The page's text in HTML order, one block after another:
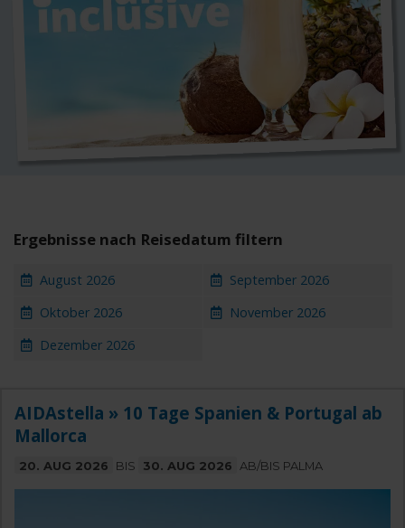
Ergebnisse nach Reisedatum filtern
August 2026
September 2026
Oktober 2026
November 2026
Dezember 2026
AIDAstella » 10 Tage Spanien & Portugal ab
Mallorca
20. AUG 2026 BIS 30. AUG 2026 AB/BIS PALMA